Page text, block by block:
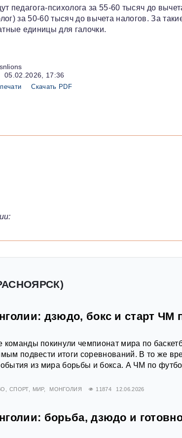
педагога-психолога за 55-60 тысяч до
за 50-60 тысяч до вычета налогов. За
единицы для галочки.
05.02.2026, 17:36
Скачать PDF
дзюдо, бокс и старт ЧМ
покинули чемпионат мира по
подвести итоги соревнований. В то же
из мира борьбы и бокса. А ЧМ по
СПОРТ МИР МОНГОЛИЯ 11874 12.06.2026
борьба, дзюдо и